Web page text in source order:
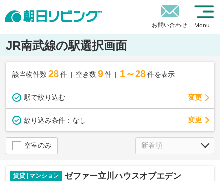
お問い合わせ Menu
JR南武線の駅選択画面
該当物件数 28件 空き数 9 件 1～28 件を表示
駅で絞り込む 変更
絞り込み条件： なし 変更
空室のみ
賃貸 | マンション ゼファー立川ハウスオブエデン